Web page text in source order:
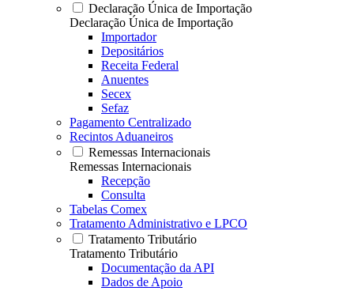
Declaração Única de Importação
Declaração Única de Importação
Importador
Depositários
Receita Federal
Anuentes
Secex
Sefaz
Pagamento Centralizado
Recintos Aduaneiros
Remessas Internacionais
Remessas Internacionais
Recepção
Consulta
Tabelas Comex
Tratamento Administrativo e LPCO
Tratamento Tributário
Tratamento Tributário
Documentação da API
Dados de Apoio